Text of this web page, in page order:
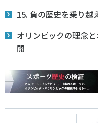
15. 負の歴史を乗り越
オリンピックの理念
開